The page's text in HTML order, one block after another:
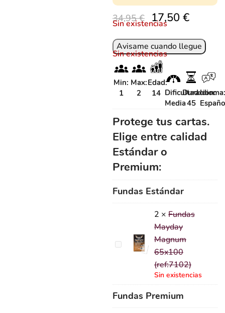
34,95€ 17,50 €
Sin existencias
Sin existencias
Min:
1
Max:
2
Edad:
14 Dificultad:
Media
Duracion:
45
Protege tus cartas.
Elige entre calidad
Estándar o
Premium:
Fundas Estándar
Fundas
(ref:7102)
2 × Fundas
Mayday
Magnum
65x100
(ref:7102)
Sin existencias
Fundas Premium